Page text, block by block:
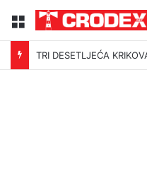
Menu
TRI DESETLJEĆA